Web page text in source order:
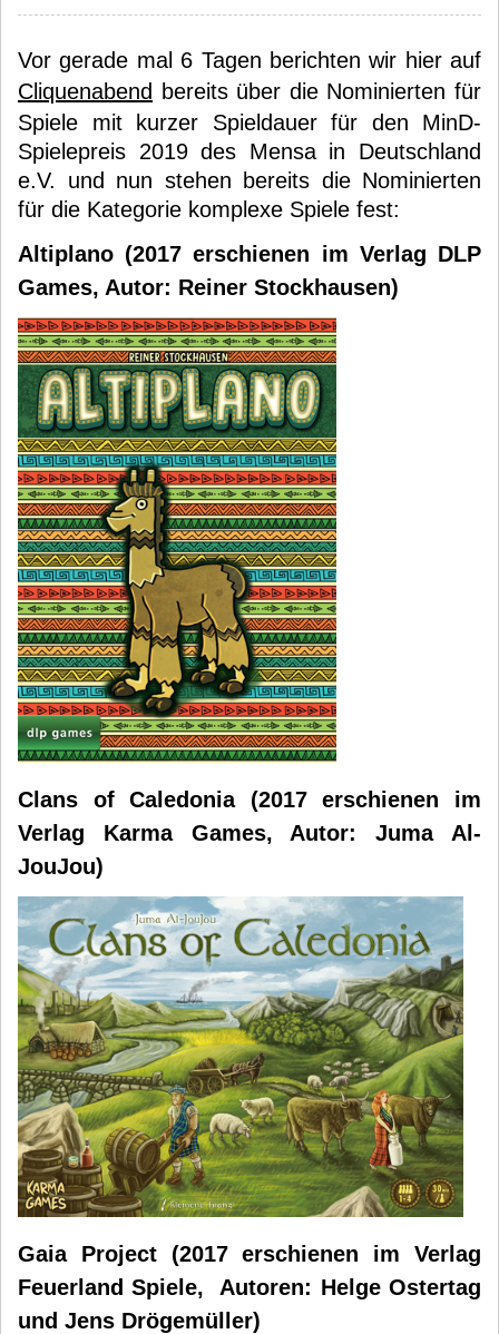
Vor gerade mal 6 Tagen berichten wir hier auf
Cliquenabend
bereits über die Nominierten für
Spiele mit kurzer Spieldauer für den MinD-
Spielepreis 2019 des Mensa in Deutschland
e.V. und nun stehen bereits die Nominierten
für die Kategorie komplexe Spiele fest:
Altiplano (2017 erschienen im Verlag DLP
Games, Autor: Reiner Stockhausen)
Clans of Caledonia (2017 erschienen im
Verlag Karma Games, Autor: Juma Al-
JouJou)
Gaia Project (2017 erschienen im Verlag
Feuerland Spiele, Autoren: Helge Ostertag
und Jens Drögemüller)